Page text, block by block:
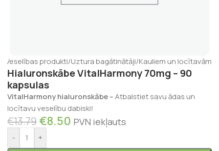
Veselības produkti/Uztura bagātinātāji/Kauliem un locītavām
Hialuronskābe VitalHarmony 70mg – 90
kapsulas
VitalHarmony hialuronskābe –Atbalstiet savu ādas un
locītavu veselību dabiski!
€13.79 €8.50 PVN iekļauts
- +